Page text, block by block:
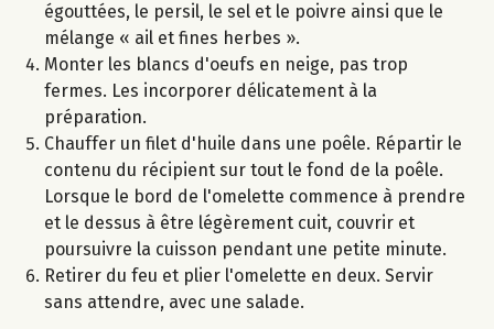
égouttées, le persil, le sel et le poivre ainsi que le
mélange « ail et fines herbes ».
Monter les blancs d'oeufs en neige, pas trop
fermes. Les incorporer délicatement à la
préparation.
Chauffer un filet d'huile dans une poêle. Répartir le
contenu du récipient sur tout le fond de la poêle.
Lorsque le bord de l'omelette commence à prendre
et le dessus à être légèrement cuit, couvrir et
poursuivre la cuisson pendant une petite minute.
Retirer du feu et plier l'omelette en deux. Servir
sans attendre, avec une salade.